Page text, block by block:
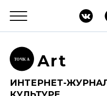
ТОЧК А Art
ИНТЕРНЕТ-